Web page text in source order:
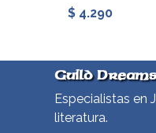
$ 4.290
Guild Dreams
Especialistas en
literatura.